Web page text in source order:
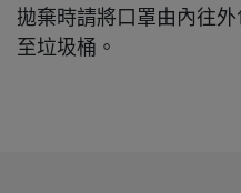
拋棄時請將口罩由內往
至垃圾桶。